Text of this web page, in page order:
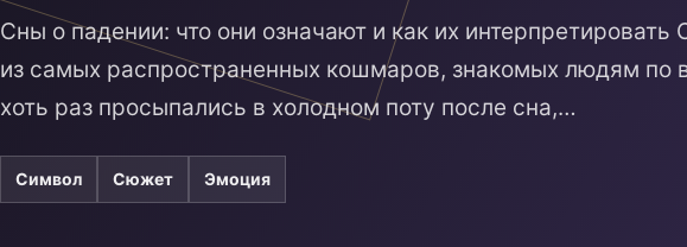
Сны о падении: что они означают и как их интерпретировать
из самых распространенных кошмаров, знакомых людям по
хоть раз просыпались в холодном поту после сна,…
Символ Сюжет Эмоция